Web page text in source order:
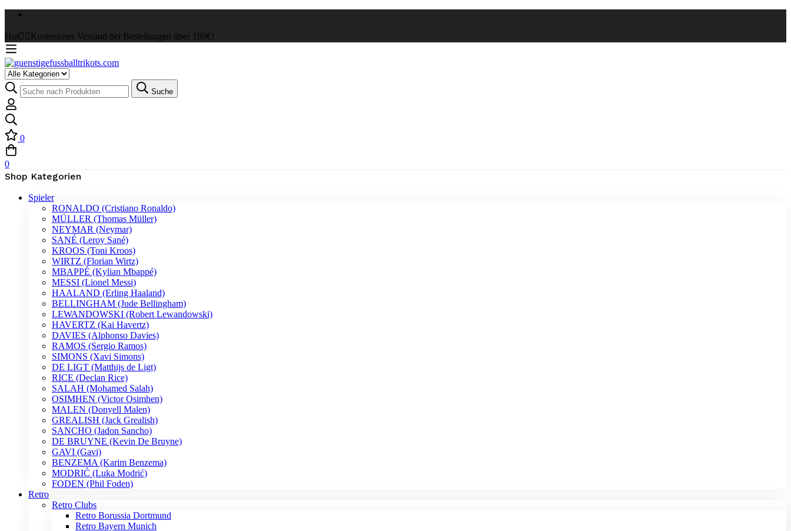
Hot ✌🏼Kostenloser Versand bei Bestellungen über 199€!
Select
a
Category
Suche
nach:
Suche
0
0
Shop Kategorien
Spieler
RONALDO (Cristiano Ronaldo)
MÜLLER (Thomas Müller)
NEYMAR (Neymar)
SANÉ (Leroy Sané)
KROOS (Toni Kroos)
WIRTZ (Florian Wirtz)
MBAPPÉ (Kylian Mbappé)
MESSI (Lionel Messi)
HAALAND (Erling Haaland)
BELLINGHAM (Jude Bellingham)
LEWANDOWSKI (Robert Lewandowski)
HAVERTZ (Kai Havertz)
DAVIES (Alphonso Davies)
RAMOS (Sergio Ramos)
SIMONS (Xavi Simons)
DE LIGT (Matthijs de Ligt)
RICE (Declan Rice)
SALAH (Mohamed Salah)
OSIMHEN (Victor Osimhen)
MALEN (Donyell Malen)
GREALISH (Jack Grealish)
SANCHO (Jadon Sancho)
DE BRUYNE (Kevin De Bruyne)
GAVI (Gavi)
BENZEMA (Karim Benzema)
MODRIĆ (Luka Modrić)
FODEN (Phil Foden)
Retro
Retro Clubs
Retro Borussia Dortmund
Retro Bayern Munich